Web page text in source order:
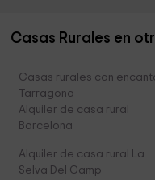
Casas Rurales en
Casas rurales con
Tarragona
Alquiler de casa rural
Barcelona
Alquiler de casa rural La
Selva Del Camp